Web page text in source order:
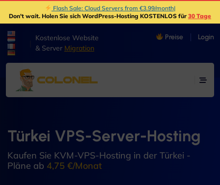
Flash Sale: Cloud Servers from €3.99/month|
Don't wait. Holen Sie sich WordPress-Hosting KOSTENLOS für 30 Tage
Kostenlose Website
& Server Migration
Preise Login
Türkei VPS-Server-Hosting
Kaufen Sie KVM-VPS-Hosting in der Türkei -
Pläne ab 4,75 €/Monat